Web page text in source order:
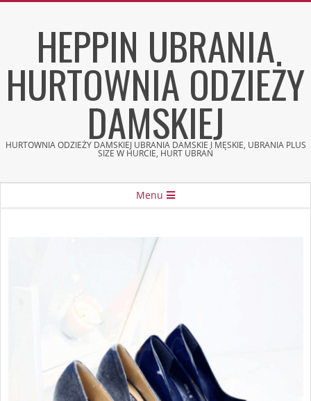
HEPPIN UBRANIA
HURTOWNIA ODZIEŻY
DAMSKIEJ
HURTOWNIA ODZIEŻY DAMSKIEJ UBRANIA DAMSKIE I MĘSKIE, UBRANIA PLUS
SIZE W HURCIE, HURT UBRAŃ
Menu